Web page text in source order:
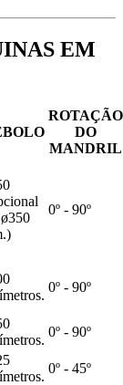
EM
ROTAÇÃO
DO
MANDRIL
0º - 90º
0º - 90º
0º - 90º
0º - 45º